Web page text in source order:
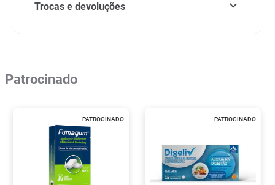
Trocas e devoluções
Patrocinado
PATROCINADO PATROCINADO